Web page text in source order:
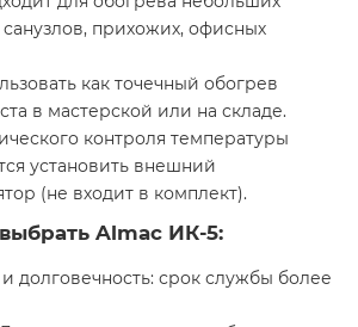
прихожих, офисных
как точечный обогрев
в мастерской или на складе.
контроля температуры
установить внешний
(не входит в комплект).
Almac ИК-5:
долговечность: срок службы более